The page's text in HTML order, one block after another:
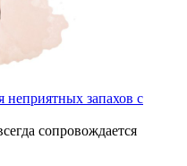
неприятных запахов с
сопровождается